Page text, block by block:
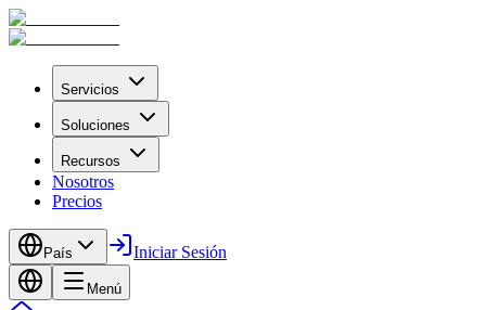
Servicios
Soluciones
Recursos
Nosotros
Precios
País Iniciar Sesión
Menú